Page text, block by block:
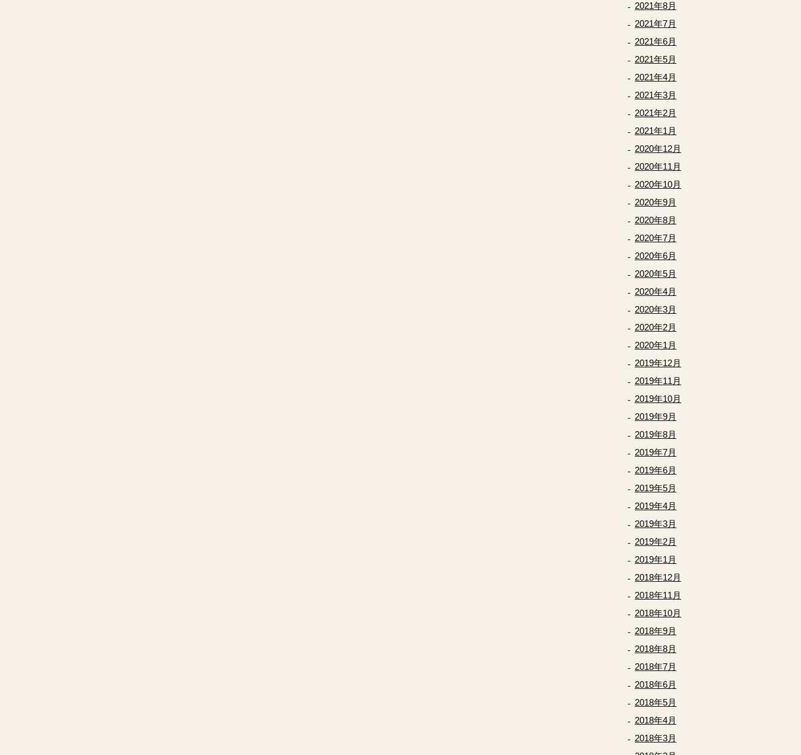
2021年8月
2021年7月
2021年6月
2021年5月
2021年4月
2021年3月
2021年2月
2021年1月
2020年12月
2020年11月
2020年10月
2020年9月
2020年8月
2020年7月
2020年6月
2020年5月
2020年4月
2020年3月
2020年2月
2020年1月
2019年12月
2019年11月
2019年10月
2019年9月
2019年8月
2019年7月
2019年6月
2019年5月
2019年4月
2019年3月
2019年2月
2019年1月
2018年12月
2018年11月
2018年10月
2018年9月
2018年8月
2018年7月
2018年6月
2018年5月
2018年4月
2018年3月